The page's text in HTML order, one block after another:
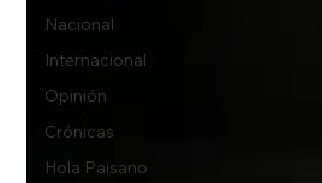
Nacional
Internacional
Opinión
Crónicas
Hola Paisano